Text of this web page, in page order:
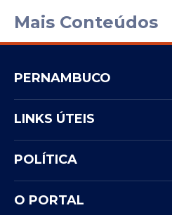
Mais Conteúdos
PERNAMBUCO
LINKS ÚTEIS
POLÍTICA
O PORTAL